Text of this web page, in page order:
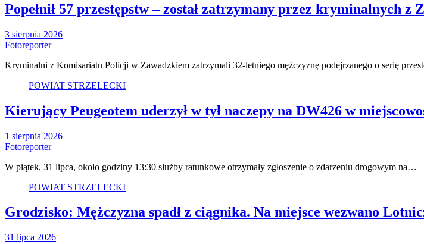
Popełnił 57 przestępstw – został zatrzymany przez kryminalnych z
3 sierpnia 2026
Fotoreporter
Kryminalni z Komisariatu Policji w Zawadzkiem zatrzymali 32-letniego mężczyznę podejrzanego o serię
POWIAT STRZELECKI
Kierujący Peugeotem uderzył w tył naczepy na DW426 w
1 sierpnia 2026
Fotoreporter
W piątek, 31 lipca, około godziny 13:30 służby ratunkowe otrzymały zgłoszenie o zdarzeniu drogowym na…
POWIAT STRZELECKI
Grodzisko: Mężczyzna spadł z ciągnika. Na miejsce wezwano
31 lipca 2026